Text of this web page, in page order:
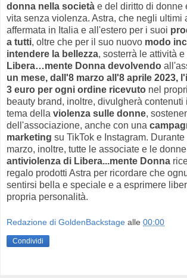
donna nella società e del diritto di donne
vita senza violenza. Astra, che negli ultimi
affermata in Italia e all'estero per i suoi
a tutti, oltre che per il suo nuovo modo
intendere la bellezza, sosterrà le attività
Libera…mente Donna devolvendo
un mese, dall'8 marzo all'8 aprile 2023,
3 euro per ogni ordine ricevuto nel
beauty brand, inoltre, divulgherà contenuti
tema della violenza sulle donne,
dell'associazione, anche con una
marketing su TikTok e Instagram.
marzo, inoltre, tutte le associate e le
antiviolenza di Libera...mente Donna
regalo prodotti Astra per ricordare che
sentirsi bella e speciale e a esprimere
propria personalità.
Redazione di GoldenBackstage alle 00:00
Condividi